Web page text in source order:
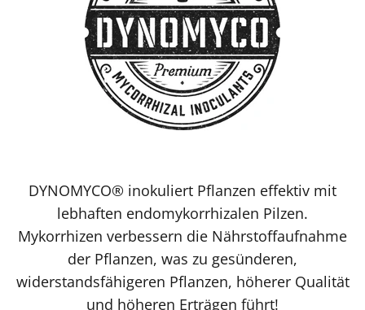
DYNOMYCO® inokuliert Pflanzen effektiv mit
lebhaften endomykorrhizalen Pilzen.
Mykorrhizen verbessern die Nährstoffaufnahme
der Pflanzen, was zu gesünderen,
widerstandsfähigeren Pflanzen, höherer Qualität
und höheren Erträgen führt!